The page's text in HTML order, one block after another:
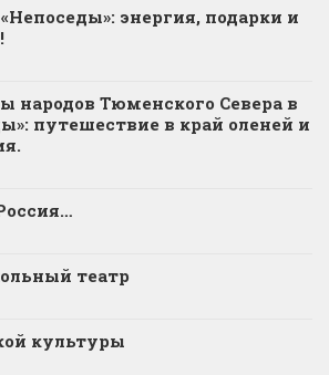
энергия, подарки и
народов Тюменского Севера в
путешествие в край оленей и
театр
культуры